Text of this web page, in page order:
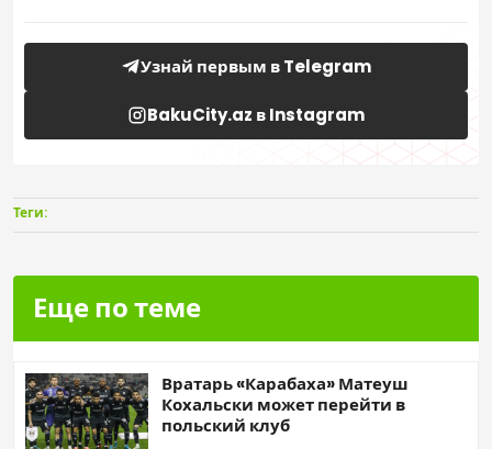
Узнай первым в Telegram
BakuCity.az в Instagram
Теги:
Еще по теме
Вратарь «Карабаха» Матеуш
Кохальски может перейти в
польский клуб